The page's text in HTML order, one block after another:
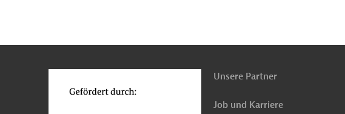
contact@metrorex.ro
oben
Unsere Partner
Job und Karriere